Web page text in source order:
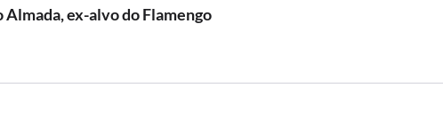
ex-alvo do Flamengo